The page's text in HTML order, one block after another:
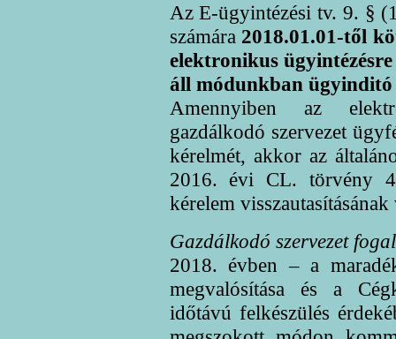
Az E-ügyintézési tv. 9. §
számára 2018.01.01-től
elektronikus
áll módunkban
Amennyiben az
gazdálkodó szervezet
kérelmét, akkor az
2016. évi CL. törvény
kérelem
Gazdálkodó szervezet
2018. évben – a
megvalósítása és a
időtávú felkészülés